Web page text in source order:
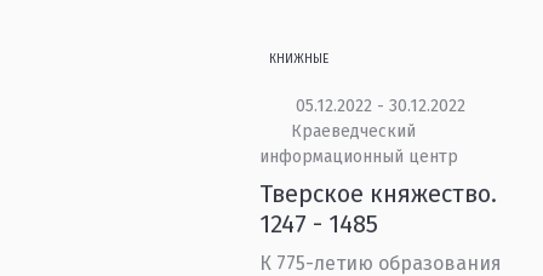
КНИЖНЫЕ
05.12.2022 - 30.12.2022
Краеведческий
информационный центр
Тверское княжество.
1247 - 1485
К 775-летию образования